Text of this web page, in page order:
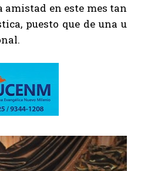
en este mes tan
puesto que de una u